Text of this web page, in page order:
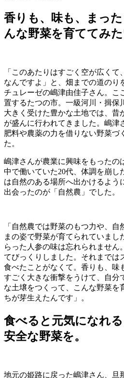
香りも、味も、まっ
んな野菜を育ててみた
「このあたりはすごく空が広く
なんですよ」と、畑までの道のり
チュレーゼの嶋津由佳子さん。こ
置するたつの市。一級河川・揖保
大きく受けた豊かな土地では、昔
が盛んに行われてきました。嶋津
肥料や農薬の力を借りない野菜づ
た。
嶋津さんが農業に興味をもったの
中で働いていた20代、体調を崩し
は自然のある場所へ出かけるよう
出会ったのが「自然農」でした。
「自然農では野菜のもつ力や、自
まの姿で野菜が育てられていまし
らった人参の味は忘れられません
てびっくりしました。それまでは
食べたことがなくて。香りも、味
すごく大きな衝撃をうけて、自分
な土壌をつくって、こんな野菜を
ちが芽生えたんです」。
食べると元気になれ
安全な野菜を。
地元の姫路に戻った嶋津さん、旦